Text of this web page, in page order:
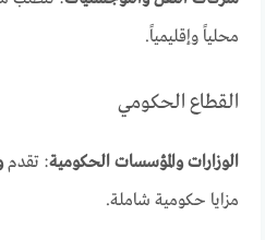
محلياً وإقليمياً.
القطاع الحكومي
الوزارات والمؤسسات الحكومية: تقدم
مزايا حكومية شاملة.